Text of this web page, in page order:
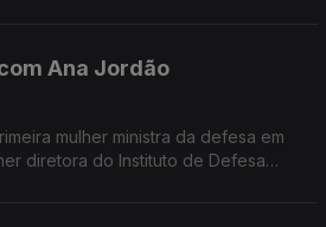
Ana Jordão
mulher ministra da defesa em
diretora do Instituto de Defesa